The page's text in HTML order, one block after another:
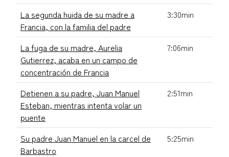
La segunda huida de su madre a
Francia, con la familia del padre
3:30min
La fuga de su madre, Aurelia
Gutierrez, acaba en un campo de
concentración de Francia
7:06min
Detienen a su padre, Juan Manuel
Esteban, mientras intenta volar un
puente
2:51min
Su padre Juan Manuel en la carcel de
Barbastro
5:25min